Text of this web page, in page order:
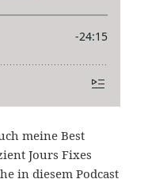
meine Best
Jours Fixes
in diesem Podcast